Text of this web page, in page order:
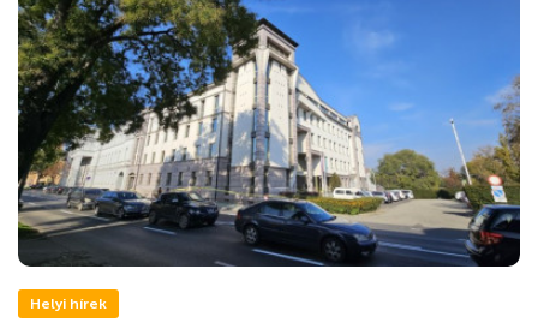
Helyi hírek